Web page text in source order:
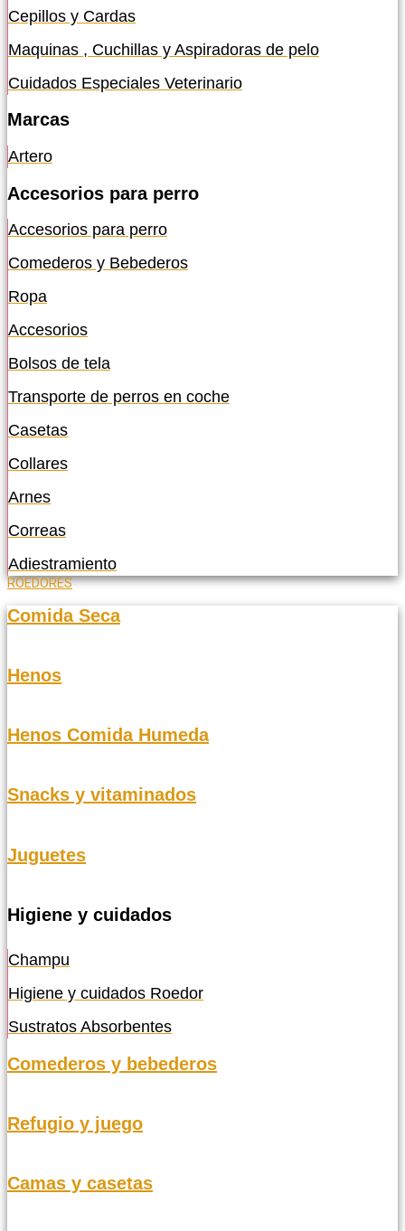
Cepillos y Cardas
Maquinas , Cuchillas y Aspiradoras de pelo
Cuidados Especiales Veterinario
Marcas
Artero
Accesorios para perro
Accesorios para perro
Comederos y Bebederos
Ropa
Accesorios
Bolsos de tela
Transporte de perros en coche
Casetas
Collares
Arnes
Correas
Adiestramiento
ROEDORES
Comida Seca
Henos
Henos Comida Humeda
Snacks y vitaminados
Juguetes
Higiene y cuidados
Champu
Higiene y cuidados Roedor
Sustratos Absorbentes
Comederos y bebederos
Refugio y juego
Camas y casetas